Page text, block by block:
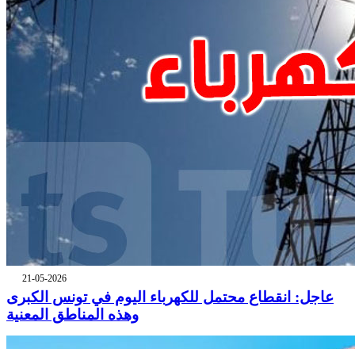
21-05-2026
عاجل: انقطاع محتمل للكهرباء اليوم في تونس الكبرى
وهذه المناطق المعنية